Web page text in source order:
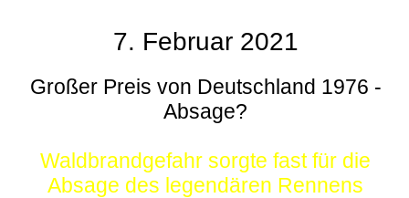
7. Februar 2021
Großer Preis von Deutschland 1976 -
Absage?
Waldbrandgefahr sorgte fast für die
Absage des legendären Rennens